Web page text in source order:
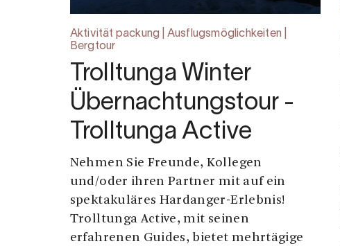
Aktivität packung | Ausflugsmöglichkeiten |
Bergtour
Trolltunga Winter
Übernachtungstour -
Trolltunga Active
Nehmen Sie Freunde, Kollegen
und/oder ihren Partner mit auf ein
spektakuläres Hardanger-Erlebnis!
Trolltunga Active, mit seinen
erfahrenen Guides, bietet mehrtägige